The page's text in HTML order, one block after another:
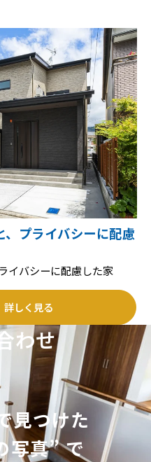
、プライバシーに配慮
イバシーに配慮した家
詳しく見る
わせ
見つけた
写真” で